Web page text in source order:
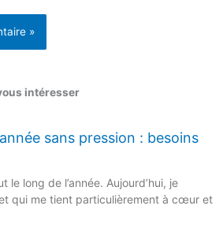
intéresser
sans pression : besoins
le long de l’année. Aujourd’hui, je
qui me tient particulièrement à cœur et